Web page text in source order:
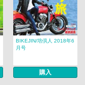
BIKEJIN/培倶人 2018年6
月号
購入